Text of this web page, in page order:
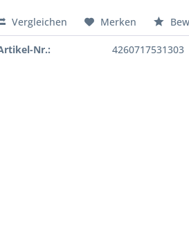
Vergleichen Merken
Nr.: 4260717531303